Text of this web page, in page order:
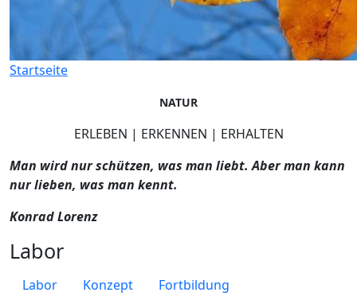
Startseite
NATUR
ERLEBEN | ERKENNEN | ERHALTEN
Man wird nur schützen, was man liebt. Aber man kann
nur lieben, was man kennt.
Konrad Lorenz
Labor
Labor Konzept
Fortbildung